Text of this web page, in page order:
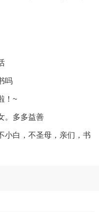
吗
！~
。多多益善
小白，不圣母，亲们，书